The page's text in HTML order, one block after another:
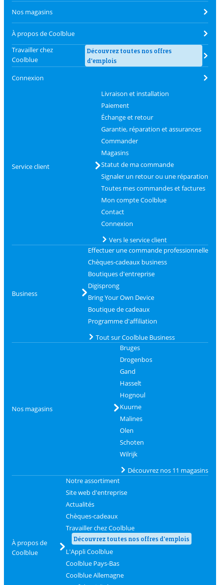
Nos magasins
À propos de Coolblue
Travailler chez
Coolblue
Découvrez toutes nos offres
d'emplois
Connexion
Service client
Livraison et installation
Paiement
Échange et retour
Garantie, réparation et assurances
Commander
Magasins
Statut de ma commande
Signaler un retour ou une réparation
Toutes mes commandes et factures
Mon compte Coolblue
Contact
Connexion
Vers le service client
Business
Effectuer une commande professionnelle
Chèques-cadeaux business
Boutiques d'entreprise
Digisprong
Bring Your Own Device
Boutique de cadeaux
Programme d'affiliation
Tout sur Coolblue Business
Nos magasins
Bruges
Drogenbos
Gand
Hasselt
Hognoul
Kuurne
Malines
Olen
Schoten
Wilrijk
Découvrez nos 11 magasins
À propos de
Coolblue
Notre assortiment
Site web d'entreprise
Actualités
Chèques-cadeaux
Travailler chez Coolblue
Découvrez toutes nos offres d'emplois
L'Appli Coolblue
Coolblue Pays-Bas
Coolblue Allemagne